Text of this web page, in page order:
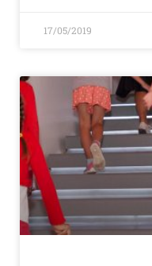
17/05/2019